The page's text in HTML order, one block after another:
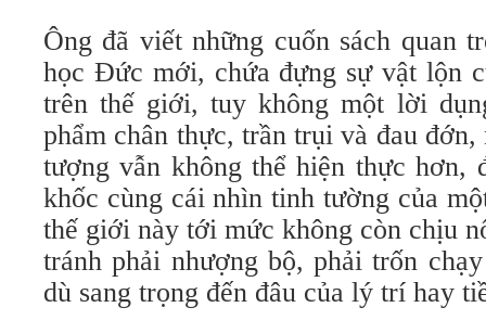
Ông đã viết những cuốn sách quan
học Đức mới, chứa đựng sự vật lộn
trên thế giới, tuy không một lời
phẩm chân thực, trần trụi và đau
tượng vẫn không thể hiện thực hơn,
khốc cùng cái nhìn tinh tường của
thế giới này tới mức không còn chịu
tránh phải nhượng bộ, phải trốn
dù sang trọng đến đâu của lý trí hay